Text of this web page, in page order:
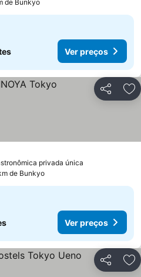
de Bunkyo
Ver preços
Partilhar
privada única
de Bunkyo
Ver preços
Partilhar